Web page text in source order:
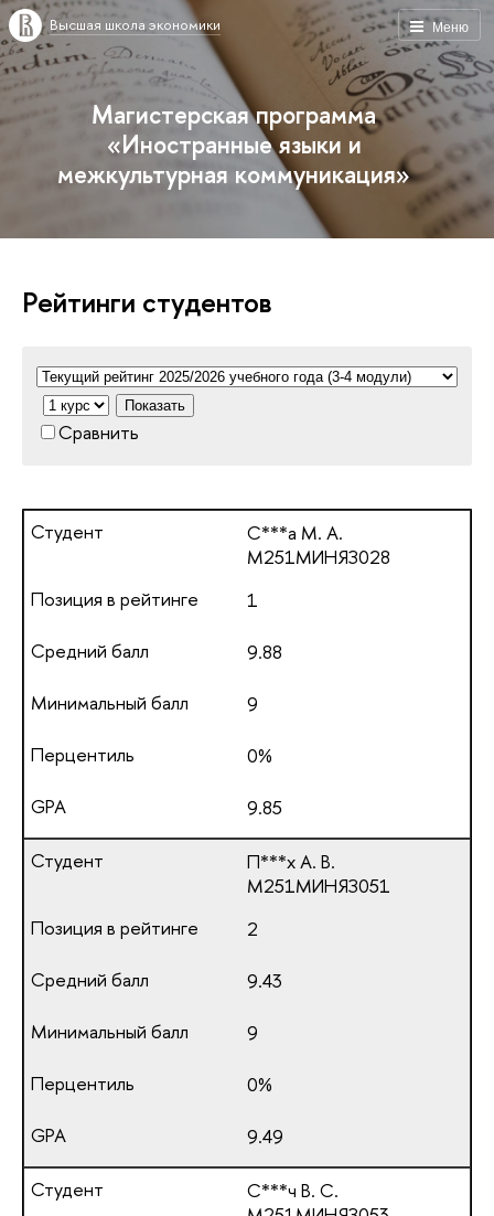
Меню
Высшая школа экономики
Магистерская программа
«Иностранные языки и
межкультурная коммуникация»
Рейтинги студентов
Показать
Сравнить
С***а М. А.
М251МИНЯЗ028
1
9.88
9
0%
9.85
П***х А. В.
М251МИНЯЗ051
2
9.43
9
0%
9.49
С***ч В. С.